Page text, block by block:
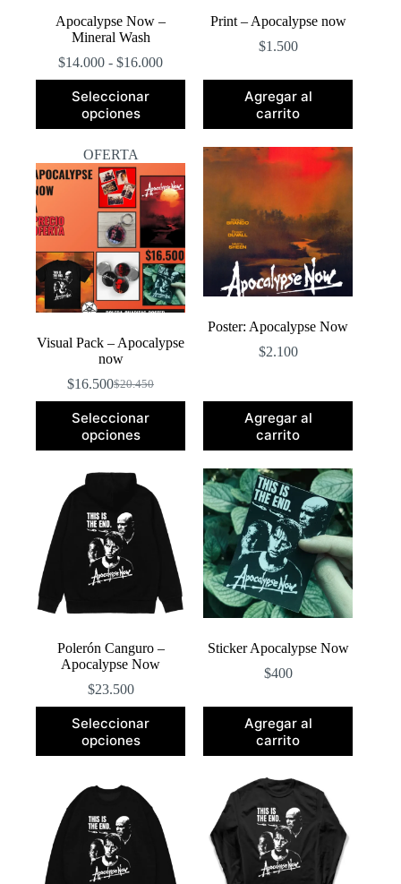
Apocalypse Now –
Mineral Wash
$14.000 - $16.000Rango
de
$14.000
$16.000
Seleccionar
opciones
producto
tiene
variantes.
Las
opciones
se
pueden
elegir
en
la
página
de
producto
Print – Apocalypse now
$1.500
Agregar al
carrito
OFERTA
Visual Pack – Apocalypse
now
$20.450
El
original
era:
$20.450.
$16.500El
actual
es:
$16.500.
Seleccionar
opciones
Poster: Apocalypse Now
$2.100
Agregar al
carrito
Polerón Canguro –
Apocalypse Now
$23.500
Seleccionar
opciones
Este
producto
tiene
Las
opciones
se
pueden
elegir
en
Sticker Apocalypse Now
$400
Agregar al
carrito